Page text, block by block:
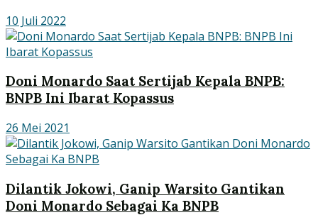
10 Juli 2022
Doni Monardo Saat Sertijab Kepala BNPB:
BNPB Ini Ibarat Kopassus
26 Mei 2021
Dilantik Jokowi, Ganip Warsito Gantikan
Doni Monardo Sebagai Ka BNPB